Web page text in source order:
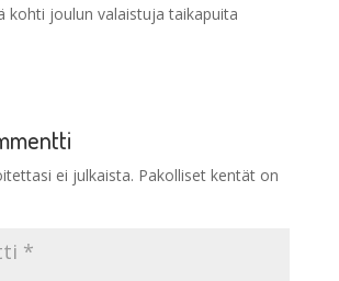
kohti joulun valaistuja taikapuita
ei julkaista. Pakolliset kentät on